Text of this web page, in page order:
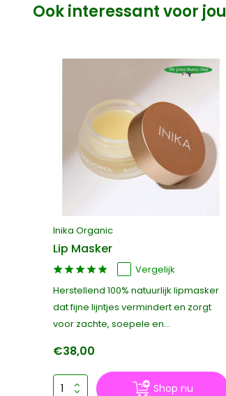
Ook interessant voor jou
Inika Organic
Lip Masker
Vergelijk
Herstellend 100% natuurlijk lipmasker
dat fijne lijntjes vermindert en zorgt
voor zachte, soepele en...
€38,00
Shop nu